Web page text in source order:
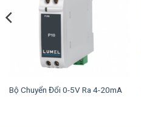
Bộ Chuyển Đổi 0-5V Ra 4-20mA